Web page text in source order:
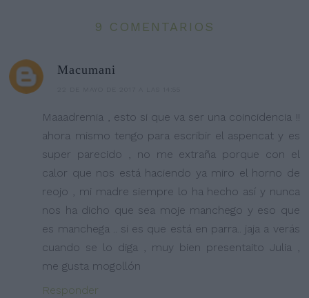
9 COMENTARIOS
Macumani
Maaadremia , esto si que va ser una coincidencia !!
ahora mismo tengo para escribir el aspencat y es
super parecido , no me extraña porque con el
calor que nos está haciendo ya miro el horno de
reojo , mi madre siempre lo ha hecho así y nunca
nos ha dicho que sea moje manchego y eso que
es manchega .. si es que está en parra.. jaja a verás
cuando se lo diga , muy bien presentaito Julia ,
me gusta mogollón
Responder